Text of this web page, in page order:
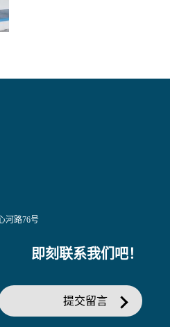
河路76号
即刻联系我们吧！
提交留言